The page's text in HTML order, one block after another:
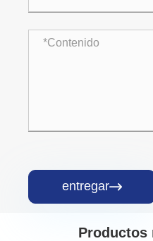
entregar
Productos